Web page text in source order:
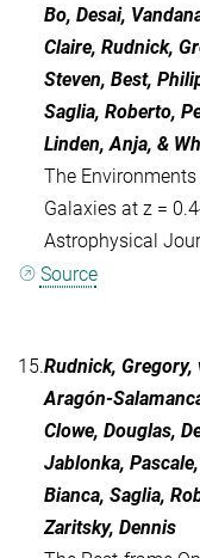
Bo, Desai,
Claire, Rudnick,
Steven, Best,
Saglia, Roberto,
Linden, Anja, &
The
Galaxies at z =
Astrophysical
Source
15.Rudnick, Gregory,
Aragón-
Clowe, Douglas,
Jablonka,
Bianca, Saglia,
Zaritsky, Dennis